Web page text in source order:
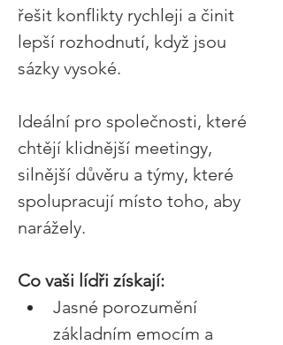
řešit konflikty rychleji a činit
lepší rozhodnutí, když jsou
sázky vysoké.
Ideální pro společnosti, které
chtějí klidnější meetingy,
silnější důvěru a týmy, které
spolupracují místo toho, aby
narážely.
Co vaši lídři získají:
Jasné porozumění
základním emocím a